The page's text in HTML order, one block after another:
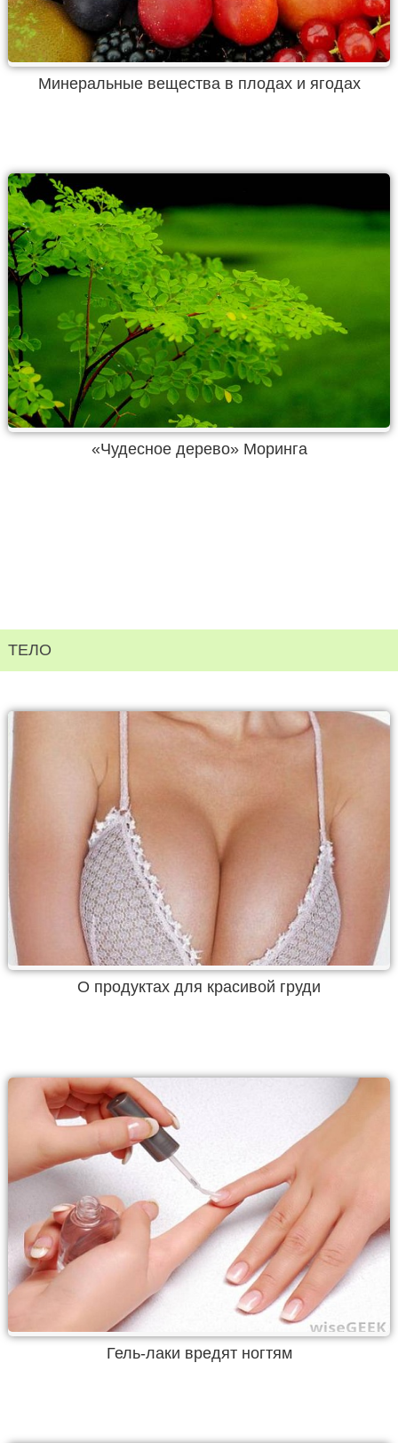
Минеральные вещества в плодах и ягодах
«Чудесное дерево» Моринга
ТЕЛО
О продуктах для красивой груди
Гель-лаки вредят ногтям